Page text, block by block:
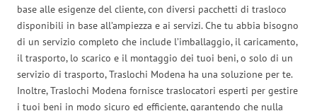
base alle esigenze del cliente, con diversi pacchetti di trasloco
disponibili in base all’ampiezza e ai servizi. Che tu abbia bisogno
di un servizio completo che include l’imballaggio, il caricamento,
il trasporto, lo scarico e il montaggio dei tuoi beni, o solo di un
servizio di trasporto, Traslochi Modena ha una soluzione per te.
Inoltre, Traslochi Modena fornisce traslocatori esperti per gestire
i tuoi beni in modo sicuro ed efficiente, garantendo che nulla